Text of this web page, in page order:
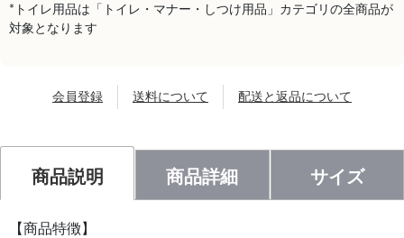
*トイレ用品は「トイレ・マナー・しつけ用品」カテゴリの全商品が
対象となります
会員登録 送料について 配送と返品について
商品説明 商品詳細 サイズ
【商品特徴】